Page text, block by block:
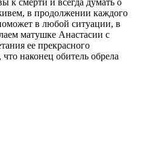
в продолжении каждого
в любой ситуации, в
матушке Анастасии с
ее прекрасного
наконец обитель обрела